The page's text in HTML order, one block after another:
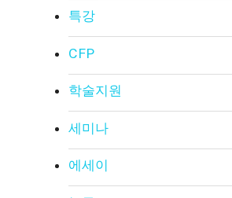
특강
CFP
학술지원
세미나
에세이